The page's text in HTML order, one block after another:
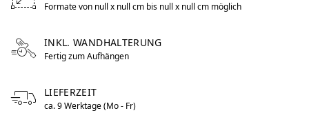
Formate von null x null cm bis null x null cm möglich
INKL. WANDHALTERUNG
Fertig zum Aufhängen
LIEFERZEIT
ca. 9 Werktage (Mo - Fr)